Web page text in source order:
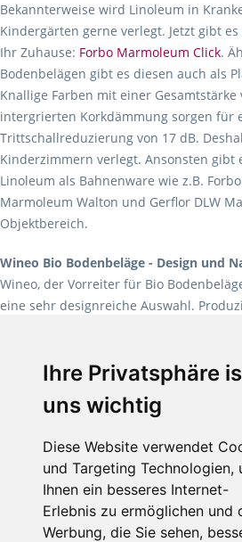
Ihre Privatsphäre
uns wichtig
Diese Website verwendet
und Targeting Technologien,
Ihnen ein besseres Internet-
Erlebnis zu ermöglichen und
Werbung, die Sie sehen,
Bekannterweise wird Linoleum in
Kindergärten gerne verlegt. Jetzt gibt
Ihr Zuhause: Forbo Marmoleum Click.
Bodenbelägen gibt es diesen auch als
Knallige Farben mit einer
intergrierten Korkdämmung sorgen für
Trittschallreduzierung von 17 dB.
Kinderzimmern verlegt. Ansonsten gibt
Linoleum als Bahnenware wie z.B.
Marmoleum Walton und Gerflor DLW
Objektbereich.
Wineo Bio Bodenbeläge - Design und
Wineo, der Vorreiter für Bio
eine sehr designreiche Auswahl.
Weichmacher und Lösungsmittel. Mit
Verlegearten ist er für jegliche
Empfehlung:Wineo 1000 Multi Layer
Teppiche für ein angenehmes Laufgefühl
machen es schon
Teppich in Ihrem gewünschten
60cm. Vor allem in Schlafzimmern
Oberfläche ein sehr beliebter
Fletco Fluffy und Fletco Hermelin